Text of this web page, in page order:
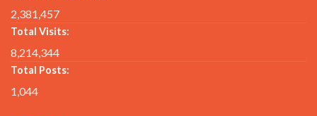
2,381,457
Total Visits:
8,214,344
Total Posts:
1,044